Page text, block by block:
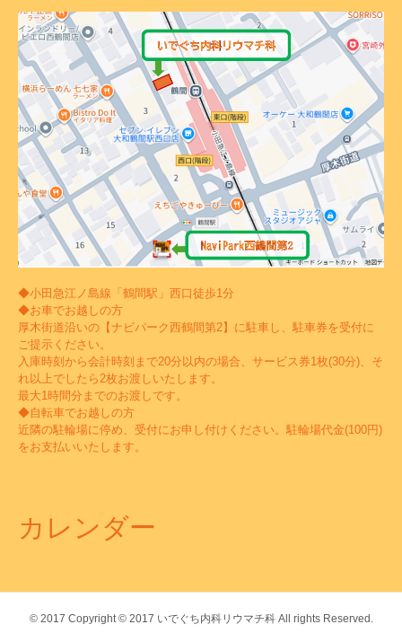
◆小田急江ノ島線「鶴間駅」西口徒歩1分
◆お車でお越しの方
厚木街道沿いの【ナビパーク西鶴間第2】に駐車し、駐車券を受付に
ご提示ください。
入庫時刻から会計時刻まで20分以内の場合、サービス券1枚(30分)、そ
れ以上でしたら2枚お渡しいたします。
最大1時間分までのお渡しです。
◆自転車でお越しの方
近隣の駐輪場に停め、受付にお申し付けください。駐輪場代金(100円)
をお支払いいたします。
カレンダー
© 2017 Copyright © 2017 いでぐち内科リウマチ科 All rights Reserved.